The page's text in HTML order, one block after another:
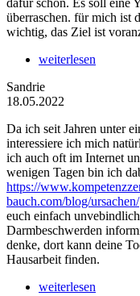
dafür schon. Es soll eine
überraschen. für mich ist
wichtig, das Ziel ist
weiterlesen
Sandrie
18.05.2022
Da ich seit Jahren unter
interessiere ich mich
ich auch oft im Internet
wenigen Tagen bin ich
https://
bauch.com/blog/ursachen/
euch einfach
Darmbeschwerden
denke, dort kann deine
Hausarbeit finden.
weiterlesen